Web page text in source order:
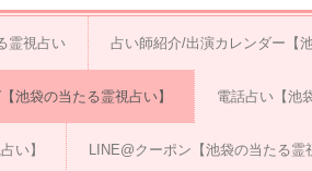
霊視占い 占い師紹介/出演カレンダー【
池袋の当たる霊視占い】 電話占い【池
い】 LINE@クーポン【池袋の当たる霊